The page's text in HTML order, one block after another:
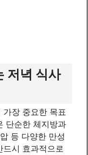
저녁 식사
가장 중요한 목표
단순한 체지방과
등 다양한 만성
드시 효과적으로